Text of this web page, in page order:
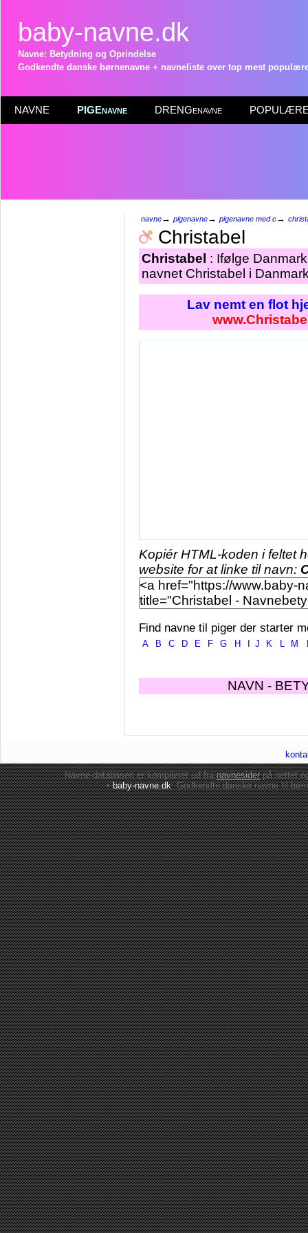
baby-navne.dk
Navne: Betydning og Oprindelse
Godkendte danske børnenavne + navneliste over top mest
NAVNE PIGEnavne DRENGenavne POPULÆRE
navne→ pigenavne→ pigenavne med c→
Christabel
Christabel : Ifølge
navnet Christabel i
Lav nemt en flot
Kopiér HTML-koden i feltet
website for at linke til navn:
Find navne til piger der starter
A B C D E F G H J K L M
NAVN -
Navne-databasen er kompileret ud franavnesiderpå nettet
•baby-navne.dk: Godkendte danskenavne til børn